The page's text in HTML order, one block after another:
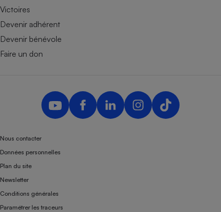
Victoires
Devenir adhérent
Devenir bénévole
Faire un don
Nous contacter
Données personnelles
Plan du site
Newsletter
Conditions générales
Paramétrer les traceurs